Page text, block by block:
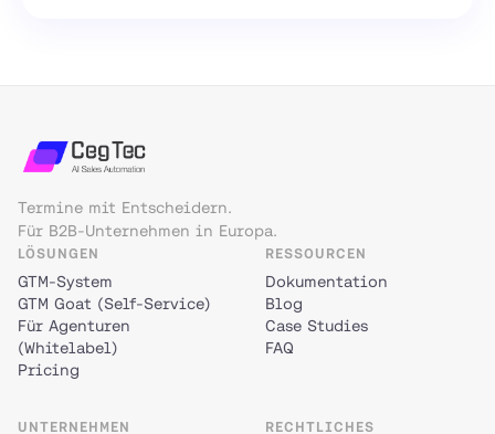
Termine mit Entscheidern.
Für B2B-Unternehmen in Europa.
LÖSUNGEN
GTM-System
GTM Goat (Self-Service)
Für Agenturen
(Whitelabel)
Pricing
RESSOURCEN
Dokumentation
Blog
Case Studies
FAQ
UNTERNEHMEN RECHTLICHES